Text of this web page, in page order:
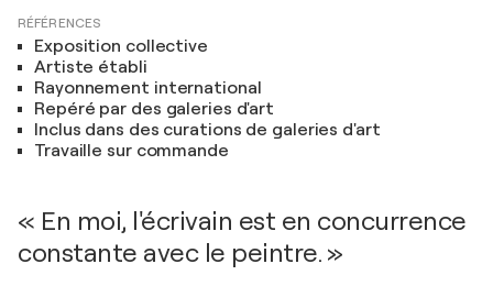
RÉFÉRENCES
Exposition collective
Artiste établi
Rayonnement international
Repéré par des galeries d'art
Inclus dans des curations de galeries d'art
Travaille sur commande
« En moi, l'écrivain est en concurrence
constante avec le peintre. »